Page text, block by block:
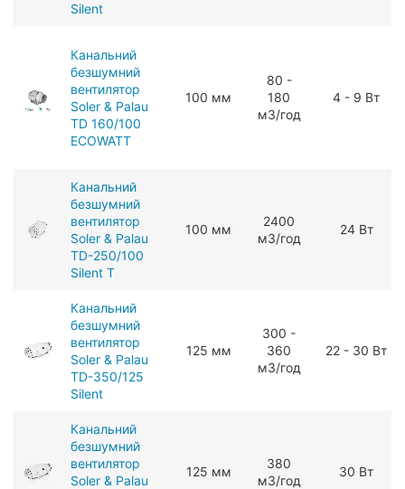
Silent
Канальний
безшумний
вентилятор
Soler & Palau
TD 160/100
ECOWATT
100 мм
80 -
180
мЗ/год
4 - 9 Вт
Канальний
безшумний
вентилятор
Soler & Palau
TD-250/100
Silent T
100 мм
2400
мЗ/год
24 Вт
Канальний
безшумний
вентилятор
Soler & Palau
TD-350/125
Silent
125 мм
300 -
360
мЗ/год
22 - 30 Вт
Канальний
безшумний
вентилятор
Soler & Palau
125 мм
380
мЗ/год
30 Вт